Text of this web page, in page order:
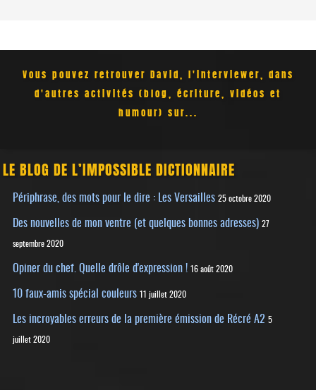
Vous pouvez retrouver David, l'interviewer, dans
d'autres activités (blog, écriture, vidéos et
humour) sur...
LE BLOG DE L’IMPOSSIBLE DICTIONNAIRE
Périphrase, des mots pour le dire : Les Versailles 25 octobre 2020
Des nouvelles de mon ventre (et quelques bonnes adresses) 27
septembre 2020
Opiner du chef. Quelle drôle d'expression ! 16 août 2020
10 faux-amis spécial couleurs 11 juillet 2020
Les incroyables erreurs de la première émission de Récré A2 5
juillet 2020